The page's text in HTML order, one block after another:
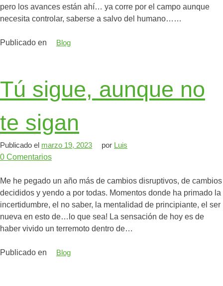
pero los avances están ahí… ya corre por el campo aunque
necesita controlar, saberse a salvo del humano……
Publicado en Blog
Tú sigue, aunque no
te sigan
Publicado el marzo 19, 2023 por Luis
0 Comentarios
Me he pegado un año más de cambios disruptivos, de cambios
decididos y yendo a por todas. Momentos donde ha primado la
incertidumbre, el no saber, la mentalidad de principiante, el ser
nueva en esto de…lo que sea! La sensación de hoy es de
haber vivido un terremoto dentro de…
Publicado en Blog